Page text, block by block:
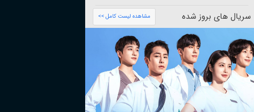
سریال های بروز شده مشاهده لیست کامل >>